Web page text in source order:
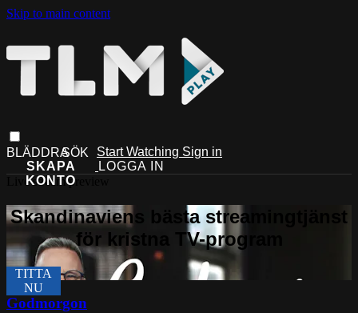
Skip to main content
Start Watching Sign in
Live stream preview
Godmorgon